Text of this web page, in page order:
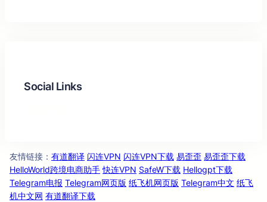
Social Links
友情链接 ： 有道翻译 闪连VPN 闪连VPN下载 易歪歪 易歪歪下载
HelloWorld跨境电商助手 快连VPN SafeW下载 Hellogpt下载
Telegram电报 Telegram网页版 纸飞机网页版 Telegram中文 纸飞
机中文网 有道翻译下载